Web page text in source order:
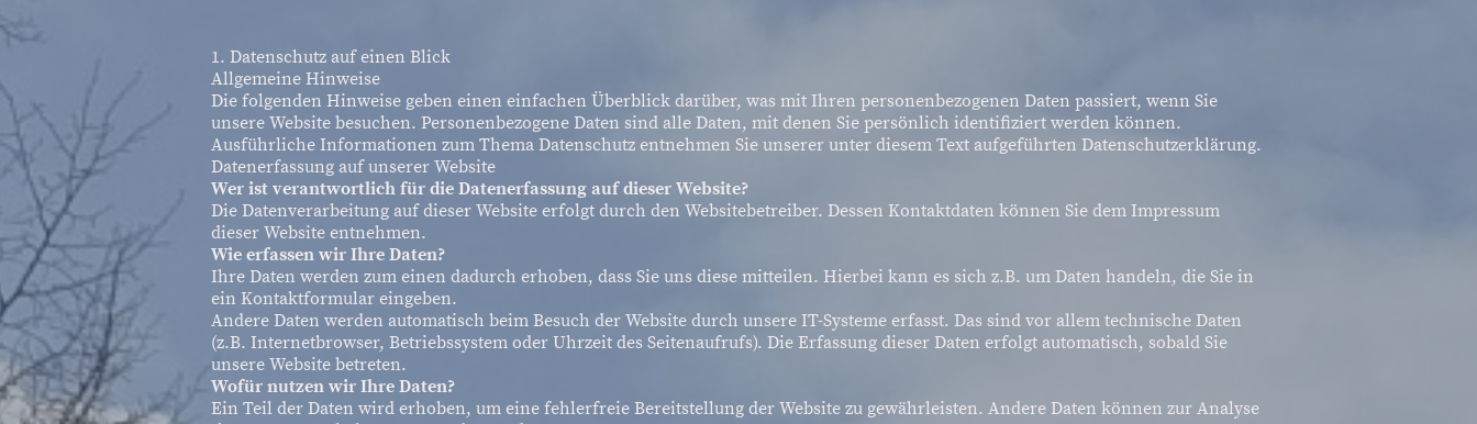
1. Datenschutz auf einen Blick
Allgemeine Hinweise
Die folgenden Hinweise geben einen einfachen Überblick darüber, was mit Ihren personenbezogenen Daten passiert, wenn Sie
unsere Website besuchen. Personenbezogene Daten sind alle Daten, mit denen Sie persönlich identifiziert werden können.
Ausführliche Informationen zum Thema Datenschutz entnehmen Sie unserer unter diesem Text aufgeführten Datenschutzerklärung.
Datenerfassung auf unserer Website
Wer ist verantwortlich für die Datenerfassung auf dieser Website?
Die Datenverarbeitung auf dieser Website erfolgt durch den Websitebetreiber. Dessen Kontaktdaten können Sie dem Impressum
dieser Website entnehmen.
Wie erfassen wir Ihre Daten?
Ihre Daten werden zum einen dadurch erhoben, dass Sie uns diese mitteilen. Hierbei kann es sich z.B. um Daten handeln, die Sie in
ein Kontaktformular eingeben.
Andere Daten werden automatisch beim Besuch der Website durch unsere IT-Systeme erfasst. Das sind vor allem technische Daten
(z.B. Internetbrowser, Betriebssystem oder Uhrzeit des Seitenaufrufs). Die Erfassung dieser Daten erfolgt automatisch, sobald Sie
unsere Website betreten.
Wofür nutzen wir Ihre Daten?
Ein Teil der Daten wird erhoben, um eine fehlerfreie Bereitstellung der Website zu gewährleisten. Andere Daten können zur Analyse